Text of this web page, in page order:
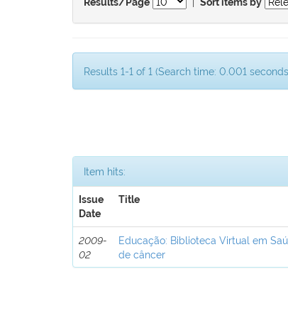
Results/Page Sort items by
Results 1-1 of 1 (Search time: 0.001
Item hits:
Issue
Date
Title
2009-
02
Educação: Biblioteca Virtual em
de câncer